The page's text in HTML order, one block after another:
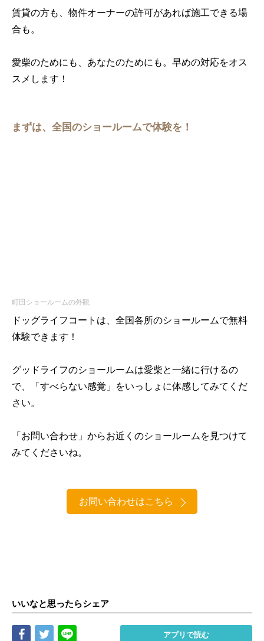
賃貸の方も、物件オーナーの許可があれば施工できる場
合も。
愛柴のためにも、あなたのためにも。早めの対応をオス
スメします！
まずは、全国のショールームで体験を！
町田ショールームの外観
ドッグライフコートは、全国各所のショールームで無料
体験できます！
グッドライフのショールームは愛柴と一緒に行けるの
で、「すべらない感覚」をいっしょに体感してみてくだ
さい。
「お問い合わせ」からお近くのショールームを見つけて
みてくださいね。
お問い合わせはこちら
いいなと思ったらシェア
Share Tweet アプリで読む